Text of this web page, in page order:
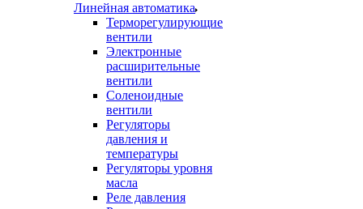
Линейная автоматика
Терморегулирующие
вентили
Электронные
расширительные
вентили
Соленоидные
вентили
Регуляторы
давления и
температуры
Регуляторы уровня
масла
Реле давления